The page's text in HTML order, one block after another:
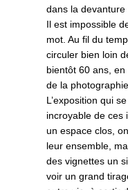
dans la devanture
Il est impossible
mot. Au fil du
circuler bien loin
bientôt 60 ans, en
de la
L’exposition qui
incroyable de ces
un espace clos,
leur ensemble,
des vignettes un
voir un grand